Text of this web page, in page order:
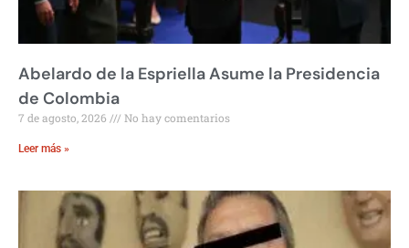
Abelardo de la Espriella Asume la Presidencia
de Colombia
7 de agosto, 2026 No hay comentarios
Leer más »